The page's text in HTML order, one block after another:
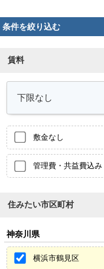
条件を絞り込む
賃料
敷金なし
管理費・共益費込み
住みたい市区町村
神奈川県
横浜市鶴見区